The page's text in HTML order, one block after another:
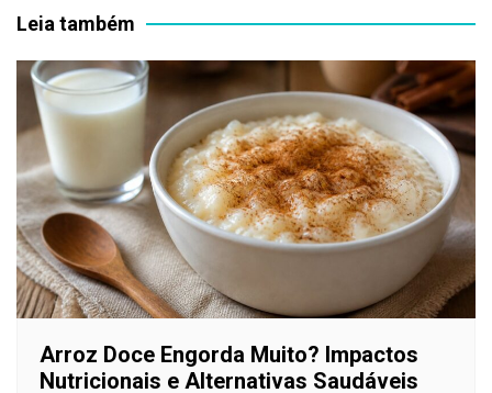
Leia também
Arroz Doce Engorda Muito? Impactos
Nutricionais e Alternativas Saudáveis